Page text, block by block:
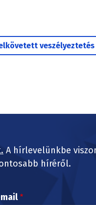
veszélyeztetés
A hírlevelünkbe
híréről.